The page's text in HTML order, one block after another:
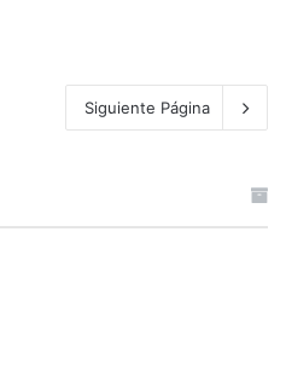
Siguiente Página